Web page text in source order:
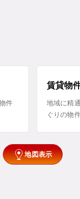
件
賃貸物
地域に精
ぐりの物
地図表示